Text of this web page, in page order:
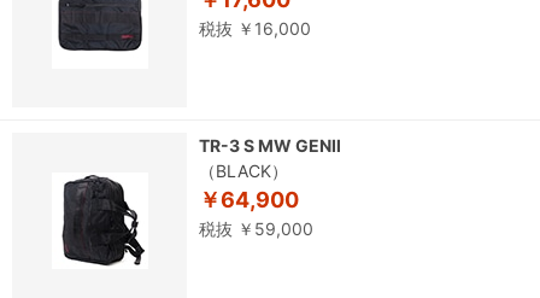
税抜 ￥16,000
TR-3 S MW GENⅡ
（BLACK）
￥64,900
税抜 ￥59,000